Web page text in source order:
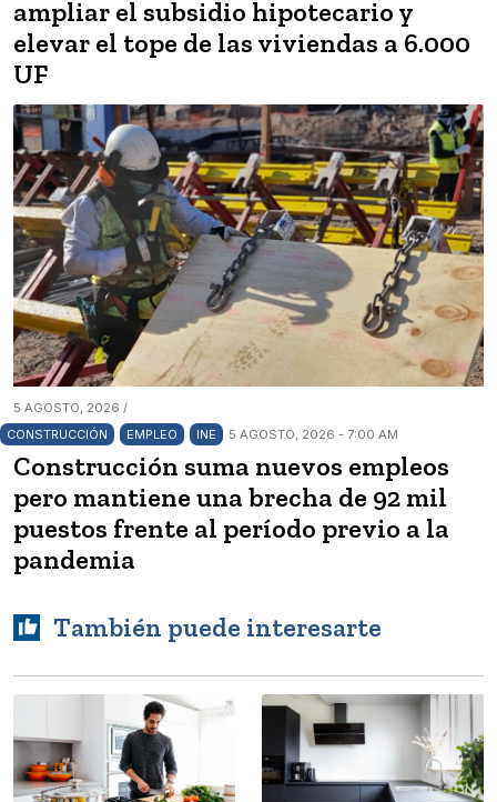
ampliar el subsidio hipotecario y
elevar el tope de las viviendas a 6.000
UF
5 AGOSTO, 2026 /
CONSTRUCCIÓN
EMPLEO INE 5 AGOSTO, 2026 - 7:00 AM
Construcción suma nuevos empleos
pero mantiene una brecha de 92 mil
puestos frente al período previo a la
pandemia
También puede interesarte